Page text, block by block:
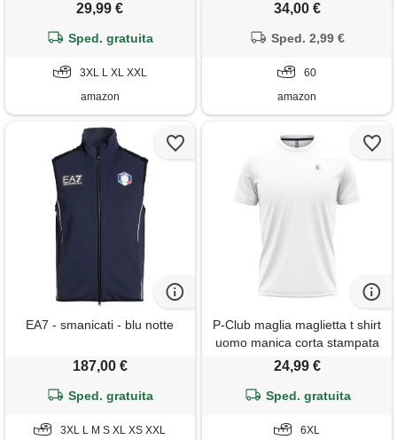
29,99 €
Sped. gratuita
3XL L XL XXL
amazon
34,00 €
Sped. 2,99 €
60
amazon
EA7 - smanicati - blu notte
187,00 €
Sped. gratuita
3XL L M S XL XS XXL
P-Club maglia maglietta t shirt
uomo manica corta stampata
m l xl xxl 3xl (it, testo, 6xl,
24,99 €
Sped. gratuita
6XL